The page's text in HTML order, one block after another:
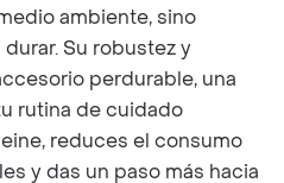
ambiente, sino
Su robustez y
perdurable, una
rutina de cuidado
reduces el consumo
y das un paso más hacia